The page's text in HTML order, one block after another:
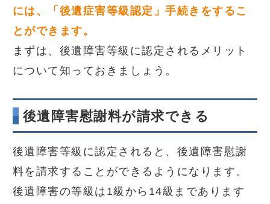
には、「後遺症害等級認定」手続きをするこ
とができます。
まずは、後遺障害等級に認定されるメリット
について知っておきましょう。
後遺障害慰謝料が請求できる
後遺障害等級に認定されると、後遺障害慰謝
料を請求することができるようになります。
後遺障害の等級は1級から14級まであります